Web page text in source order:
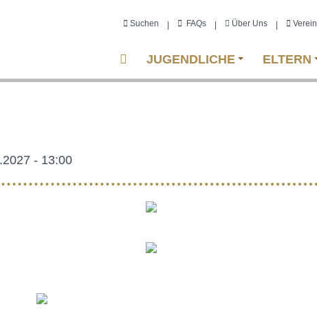
Suchen FAQs Über Uns Verein
Main
navigation
JUGENDLICHE ELTERN
- 13:00